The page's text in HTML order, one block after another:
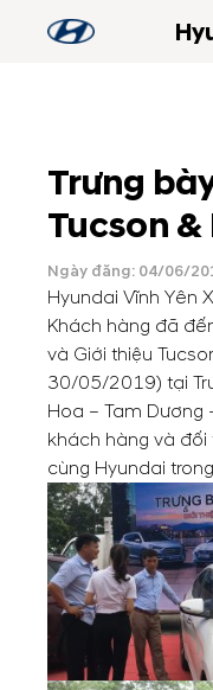
Trưng
Tucson
Ngày đăng: 04/06/
Hyundai Vĩnh Yên
Khách hàng đã
và Giới thiệu
30/05/2019) tại
Hoa – Tam Dương
khách hàng và
cùng Hyundai